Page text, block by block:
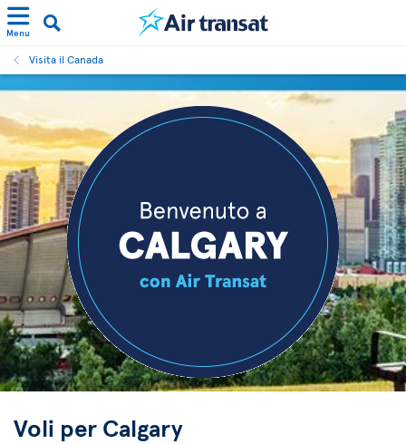
Menu
Visita il Canada
Voli per Calgary